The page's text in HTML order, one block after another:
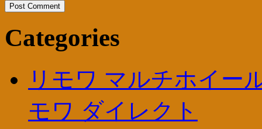
Categories
リモワ マルチホイー
モワ ダイレクト